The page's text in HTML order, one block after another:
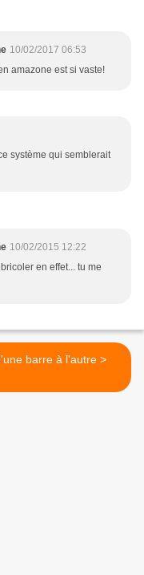
10/02/2017 06:53
amazone est si vaste!
système qui semblerait
10/02/2015 12:22
en effet... tu me
d'une barre à l'autre >